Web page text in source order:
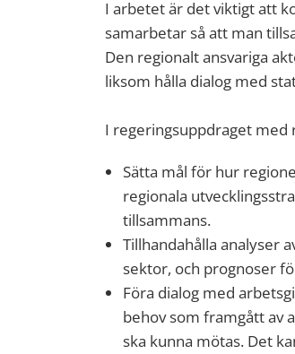
I arbetet är det viktigt att
samarbetar så att man
Den regionalt ansvariga
liksom hålla dialog med
I regeringsuppdraget
Sätta mål för hur
regionala
tillsammans.
Tillhandahålla analyser
sektor, och prognoser
Föra dialog med
behov som framgått av
ska kunna mötas. Det